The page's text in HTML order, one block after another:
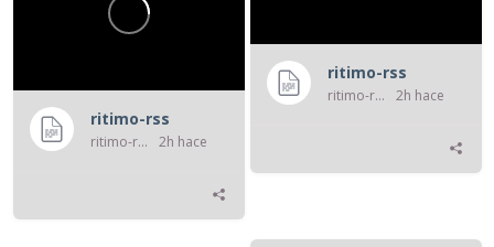
ritimo-rss
ritimo-rss 2h hace
ritimo-rss
ritimo-rss 2h hace